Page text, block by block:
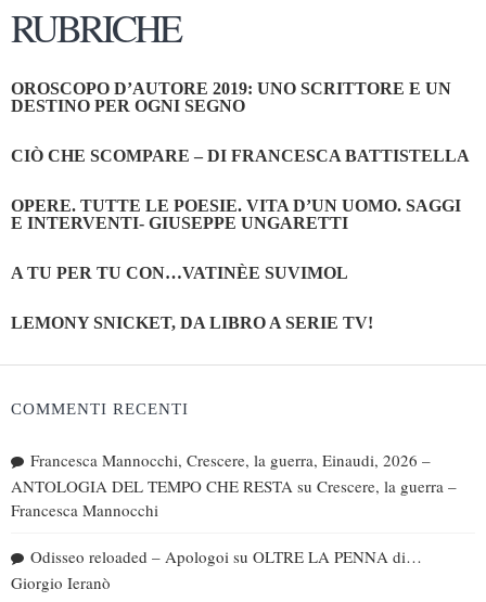
RUBRICHE
OROSCOPO D’AUTORE 2019: UNO SCRITTORE E UN
DESTINO PER OGNI SEGNO
CIÒ CHE SCOMPARE – DI FRANCESCA BATTISTELLA
OPERE. TUTTE LE POESIE. VITA D’UN UOMO. SAGGI
E INTERVENTI- GIUSEPPE UNGARETTI
A TU PER TU CON…VATINÈE SUVIMOL
LEMONY SNICKET, DA LIBRO A SERIE TV!
COMMENTI RECENTI
Francesca Mannocchi, Crescere, la guerra, Einaudi, 2026 –
ANTOLOGIA DEL TEMPO CHE RESTA su Crescere, la guerra –
Francesca Mannocchi
Odisseo reloaded – Apologoi su OLTRE LA PENNA di…
Giorgio Ieranò